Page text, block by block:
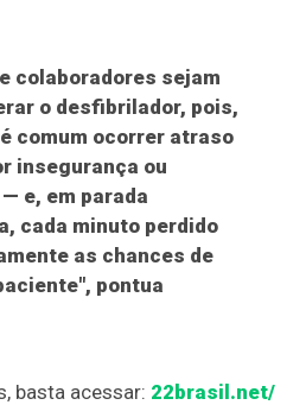
colaboradores sejam
o desfibrilador, pois,
comum ocorrer atraso
insegurança ou
e, em parada
cada minuto perdido
as chances de
pontua
basta acessar: 22brasil.net/